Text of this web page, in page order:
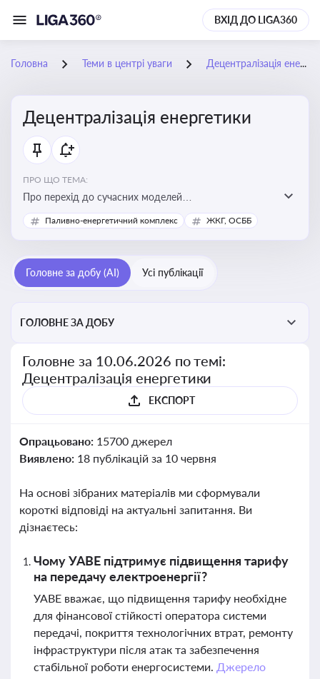
ВХІД ДО LIGA360
Головна Теми в центрі уваги Децентралізація енергетики
Децентралізація енергетики
ПРО ЩО ТЕМА:
Про перехід до сучасних моделей
енергозабезпечення, де виробництво електроенергії
здійснюється ближче до споживача. Це важливо для
втрат при транспортуванні енергії та стимулювання
розвитку відновлюваних джерел
Паливно-енергетичний комплекс ЖКГ, ОСББ
Головне за добу (AI) Усі публікації
ГОЛОВНЕ ЗА ДОБУ
Головне за 10.06.2026 по темі:
Децентралізація енергетики
ЕКСПОРТ
Опрацьовано: 15700 джерел
Виявлено: 18 публікацій за 10 червня
На основі зібраних матеріалів ми сформували
короткі відповіді на актуальні запитання. Ви
дізнаєтесь:
Чому УАВЕ підтримує підвищення тарифу
на передачу електроенергії?
УАВЕ вважає, що підвищення тарифу необхідне
для фінансової стійкості оператора системи
передачі, покриття технологічних втрат, ремонту
інфраструктури після атак та забезпечення
стабільної роботи енергосистеми. Джерело